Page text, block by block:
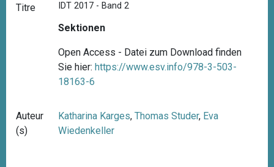
Titre IDT 2017 - Band 2
Sektionen
Open Access - Datei zum Download finden
Sie hier:https://www.esv.info/978-3-503-
18163-6
Auteur
(s)
Katharina Karges,Thomas Studer, Eva
Wiedenkeller